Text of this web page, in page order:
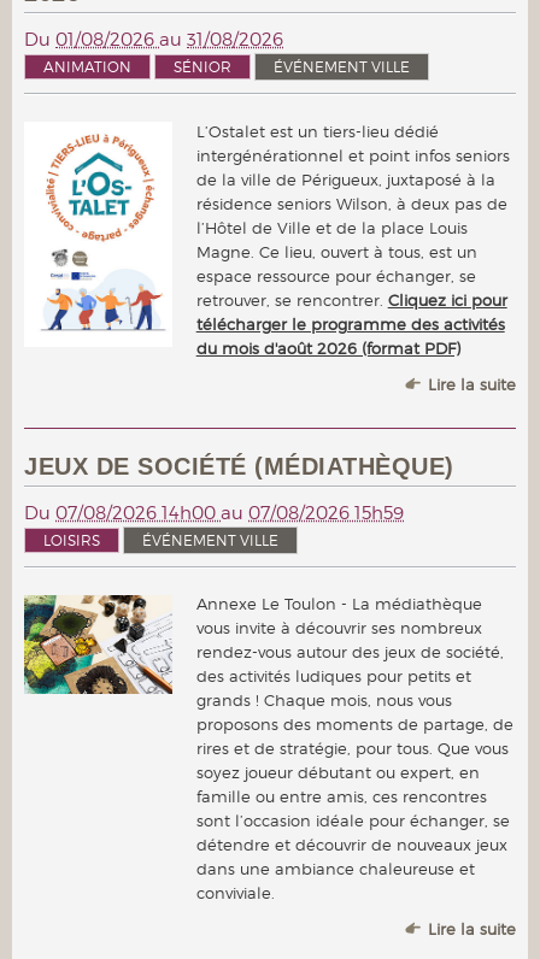
Du 01/08/2026 au 31/08/2026
ANIMATION SÉNIOR ÉVÉNEMENT VILLE
L’Ostalet est un tiers-lieu dédié
intergénérationnel et point infos seniors
de la ville de Périgueux, juxtaposé à la
résidence seniors Wilson, à deux pas de
l’Hôtel de Ville et de la place Louis
Magne. Ce lieu, ouvert à tous, est un
espace ressource pour échanger, se
retrouver, se rencontrer. Cliquez ici pour
télécharger le programme des activités
du mois d'août 2026 (format PDF)
Lire la suite
JEUX DE SOCIÉTÉ (MÉDIATHÈQUE)
Du 07/08/2026 14h00 au 07/08/2026 15h59
LOISIRS ÉVÉNEMENT VILLE
Annexe Le Toulon - La médiathèque
vous invite à découvrir ses nombreux
rendez-vous autour des jeux de société,
des activités ludiques pour petits et
grands ! Chaque mois, nous vous
proposons des moments de partage, de
rires et de stratégie, pour tous. Que vous
soyez joueur débutant ou expert, en
famille ou entre amis, ces rencontres
sont l’occasion idéale pour échanger, se
détendre et découvrir de nouveaux jeux
dans une ambiance chaleureuse et
conviviale.
Lire la suite